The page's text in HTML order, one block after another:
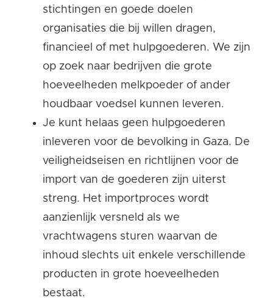
stichtingen en goede doelen
organisaties die bij willen dragen,
financieel of met hulpgoederen. We zijn
op zoek naar bedrijven die grote
hoeveelheden melkpoeder of ander
houdbaar voedsel kunnen leveren.
Je kunt helaas geen hulpgoederen
inleveren voor de bevolking in Gaza. De
veiligheidseisen en richtlijnen voor de
import van de goederen zijn uiterst
streng. Het importproces wordt
aanzienlijk versneld als we
vrachtwagens sturen waarvan de
inhoud slechts uit enkele verschillende
producten in grote hoeveelheden
bestaat.